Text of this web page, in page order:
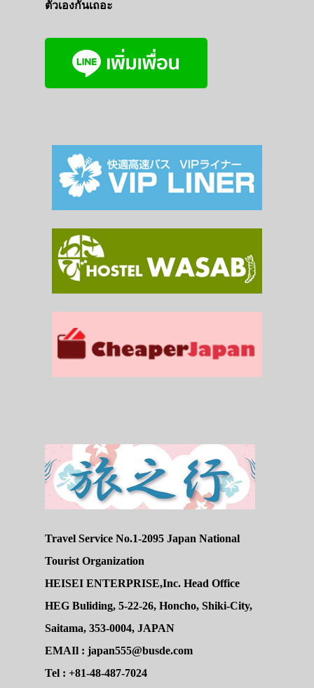
ตัวเองกันเถอะ
Travel Service No.1-2095 Japan National
Tourist Organization
HEISEI ENTERPRISE,Inc. Head Office
HEG Buliding, 5-22-26, Honcho, Shiki-City,
Saitama, 353-0004, JAPAN
EMAIl : japan555@busde.com
Tel : +81-48-487-7024